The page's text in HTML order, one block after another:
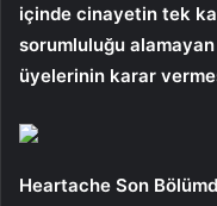
içinde cinayetin tek
sorumluluğu
üyelerinin karar
Heartache Son